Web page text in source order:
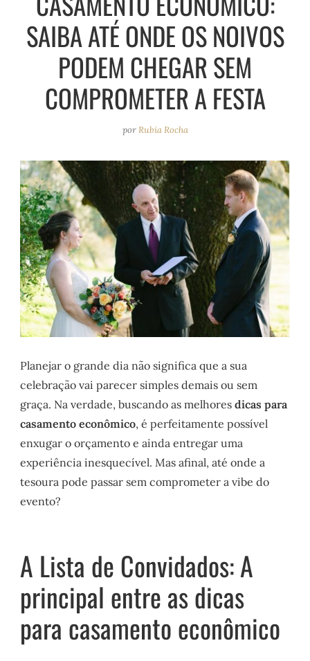
e
a
m
k
s
t
SAIBA ATÉ ONDE OS NOIVOS
PODEM CHEGAR SEM
COMPROMETER A FESTA
porRubia Rocha
Planejar o grande dia não significa que a sua
celebração vai parecer simples demais ou sem
graça. Na verdade, buscando as melhoresdicas para
casamento econômico, é perfeitamente possível
enxugar o orçamento e ainda entregar uma
experiência inesquecível. Mas afinal, até onde a
tesoura pode passar sem comprometer a vibe do
evento?
A Lista de Convidados: A
principal entre as dicas
para casamento econômico